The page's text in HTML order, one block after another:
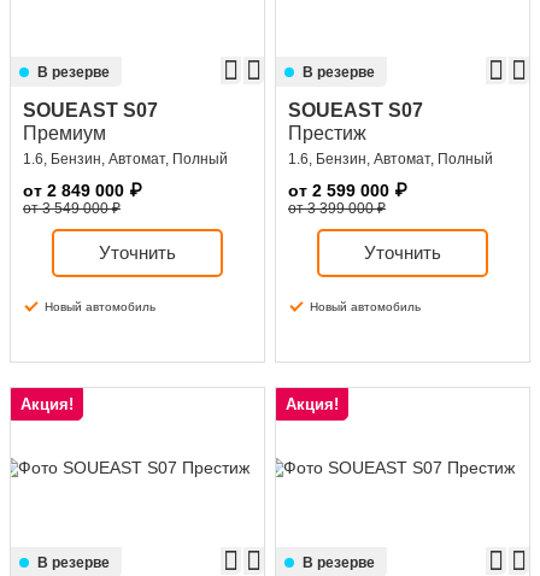
В резерве
SOUEAST S07
Премиум
1.6, Бензин, Автомат, Полный
от 2 849 000 ₽
от 3 549 000 ₽
Уточнить
Новый автомобиль
В резерве
SOUEAST S07
Престиж
1.6, Бензин, Автомат, Полный
от 2 599 000 ₽
от 3 399 000 ₽
Уточнить
Новый автомобиль
Акция!
В резерве
Акция!
В резерве